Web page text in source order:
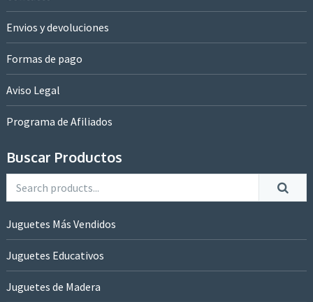
Envios y devoluciones
Formas de pago
Aviso Legal
Programa de Afiliados
Buscar Productos
Juguetes Más Vendidos
Juguetes Educativos
Juguetes de Madera